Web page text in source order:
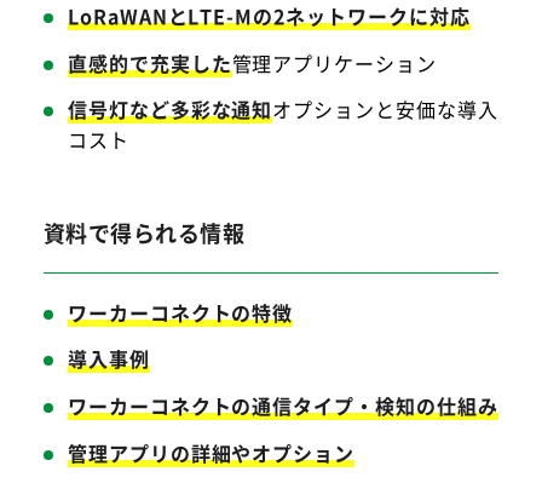
LoRaWANとLTE-Mの2ネットワークに対応
直感的で充実した管理アプリケーション
信号灯など多彩な通知オプションと安価な導入
コスト
資料で得られる情報
ワーカーコネクトの特徴
導入事例
ワーカーコネクトの通信タイプ・検知の仕組み
管理アプリの詳細やオプション